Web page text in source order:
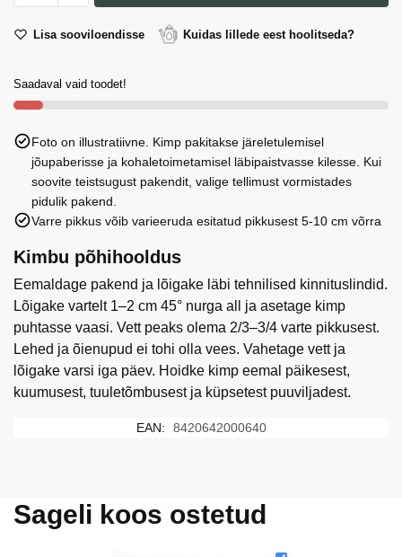
oliivid
täidetud
150g
Lisa sooviloendisse Kuidas lillede eest hoolitseda?
Saadaval vaid toodet!
Foto on illustratiivne. Kimp pakitakse järeletulemisel
jõupaberisse ja kohaletoimetamisel läbipaistvasse kilesse. Kui
soovite teistsugust pakendit, valige tellimust vormistades
pidulik pakend.
Varre pikkus võib varieeruda esitatud pikkusest 5-10 cm võrra
Kimbu põhihooldus
Eemaldage pakend ja lõigake läbi tehnilised kinnituslindid.
Lõigake vartelt 1–2 cm 45° nurga all ja asetage kimp
puhtasse vaasi. Vett peaks olema 2/3–3/4 varte pikkusest.
Lehed ja õienupud ei tohi olla vees. Vahetage vett ja
lõigake varsi iga päev. Hoidke kimp eemal päikesest,
kuumusest, tuuletõmbusest ja küpsetest puuviljadest.
EAN: 8420642000640
Sageli koos ostetud